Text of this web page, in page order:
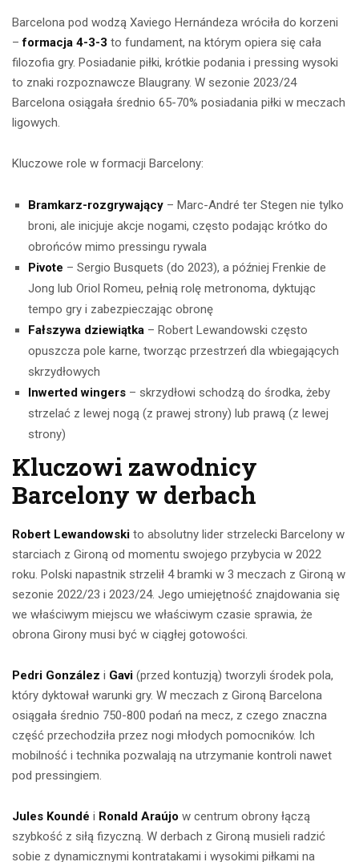
Barcelona pod wodzą Xaviego Hernándeza wróciła do korzeni
–formacja 4-3-3 to fundament, na którym opiera się cała
filozofia gry. Posiadanie piłki, krótkie podania i pressing wysoki
to znaki rozpoznawcze Blaugrany. W sezonie 2023/24
Barcelona osiągała średnio 65-70% posiadania piłki w meczach
ligowych.
Kluczowe role w formacji Barcelony:
Bramkarz-rozgrywający – Marc-André ter Stegen nie tylko
broni, ale inicjuje akcje nogami, często podając krótko do
obrońców mimo pressingu rywala
Pivote – Sergio Busquets (do 2023), a później Frenkie de
Jong lub Oriol Romeu, pełnią rolę metronoma, dyktując
tempo gry i zabezpieczając obronę
Fałszywa dziewiątka – Robert Lewandowski często
opuszcza pole karne, tworząc przestrzeń dla wbiegających
skrzydłowych
Inwerted wingers – skrzydłowi schodzą do środka, żeby
strzelać z lewej nogą (z prawej strony) lub prawą (z lewej
strony)
Kluczowi zawodnicy
Barcelony w derbach
Robert Lewandowski to absolutny lider strzelecki Barcelony w
starciach z Gironą od momentu swojego przybycia w 2022
roku. Polski napastnik strzelił 4 bramki w 3 meczach z Gironą w
sezonie 2022/23 i 2023/24. Jego umiejętność znajdowania się
we właściwym miejscu we właściwym czasie sprawia, że
obrona Girony musi być w ciągłej gotowości.
Pedri González i Gavi (przed kontuzją) tworzyli środek pola,
który dyktował warunki gry. W meczach z Gironą Barcelona
osiągała średnio 750-800 podań na mecz, z czego znaczna
część przechodziła przez nogi młodych pomocników. Ich
mobilność i technika pozwalają na utrzymanie kontroli nawet
pod pressingiem.
Jules Koundé i Ronald Araújo w centrum obrony łączą
szybkość z siłą fizyczną. W derbach z Gironą musieli radzić
sobie z dynamicznymi kontratakami i wysokimi piłkami na